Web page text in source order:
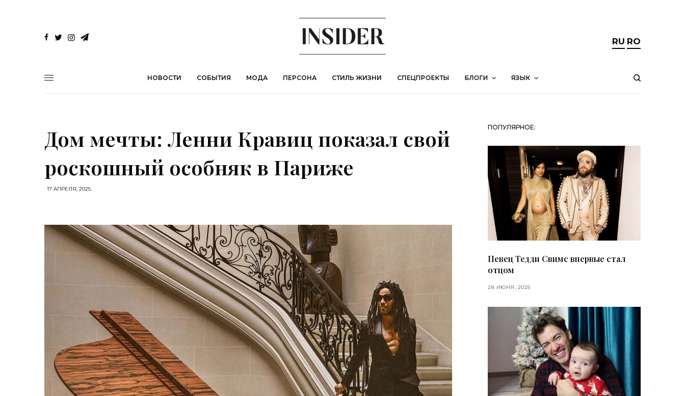
RU RO
НОВОСТИ СОБЫТИЯ МОДА ПЕРСОНА СТИЛЬ ЖИЗНИ СПЕЦПРОЕКТЫ БЛОГИ ЯЗЫК
Дом мечты: Ленни Кравиц показал свой
роскошный особняк в Париже
17 АПРЕЛЯ, 2025
ПОПУЛЯРНОЕ:
Певец Тедди Свимс впервые стал
отцом
28 ИЮНЯ, 2025